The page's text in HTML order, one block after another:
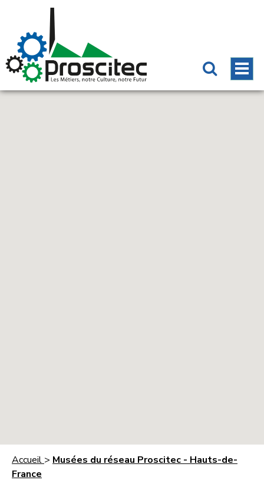
Accueil > Musées du réseau Proscitec - Hauts-de-
France